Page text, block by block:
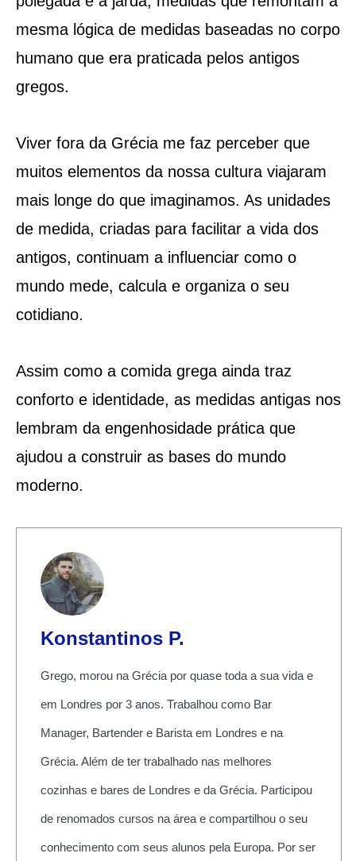
mesma lógica de medidas baseadas no corpo
humano que era praticada pelos antigos
gregos.
Viver fora da Grécia me faz perceber que
muitos elementos da nossa cultura viajaram
mais longe do que imaginamos. As unidades
de medida, criadas para facilitar a vida dos
antigos, continuam a influenciar como o
mundo mede, calcula e organiza o seu
cotidiano.
Assim como a comida grega ainda traz
conforto e identidade, as medidas antigas nos
lembram da engenhosidade prática que
ajudou a construir as bases do mundo
moderno.
Konstantinos P.
Grego, morou na Grécia por quase toda a sua vida e
em Londres por 3 anos. Trabalhou como Bar
Manager, Bartender e Barista em Londres e na
Grécia. Além de ter trabalhado nas melhores
cozinhas e bares de Londres e da Grécia. Participou
de renomados cursos na área e compartilhou o seu
conhecimento com seus alunos pela Europa. Por ser